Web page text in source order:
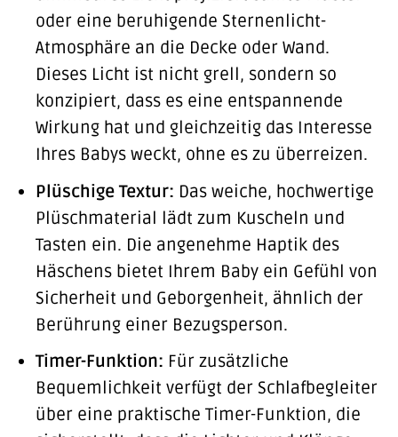
oder eine beruhigende Sternenlicht-
Atmosphäre an die Decke oder Wand.
Dieses Licht ist nicht grell, sondern so
konzipiert, dass es eine entspannende
Wirkung hat und gleichzeitig das Interesse
Ihres Babys weckt, ohne es zu überreizen.
Plüschige Textur: Das weiche, hochwertige
Plüschmaterial lädt zum Kuscheln und
Tasten ein. Die angenehme Haptik des
Häschens bietet Ihrem Baby ein Gefühl von
Sicherheit und Geborgenheit, ähnlich der
Berührung einer Bezugsperson.
Timer-Funktion: Für zusätzliche
Bequemlichkeit verfügt der Schlafbegleiter
über eine praktische Timer-Funktion, die